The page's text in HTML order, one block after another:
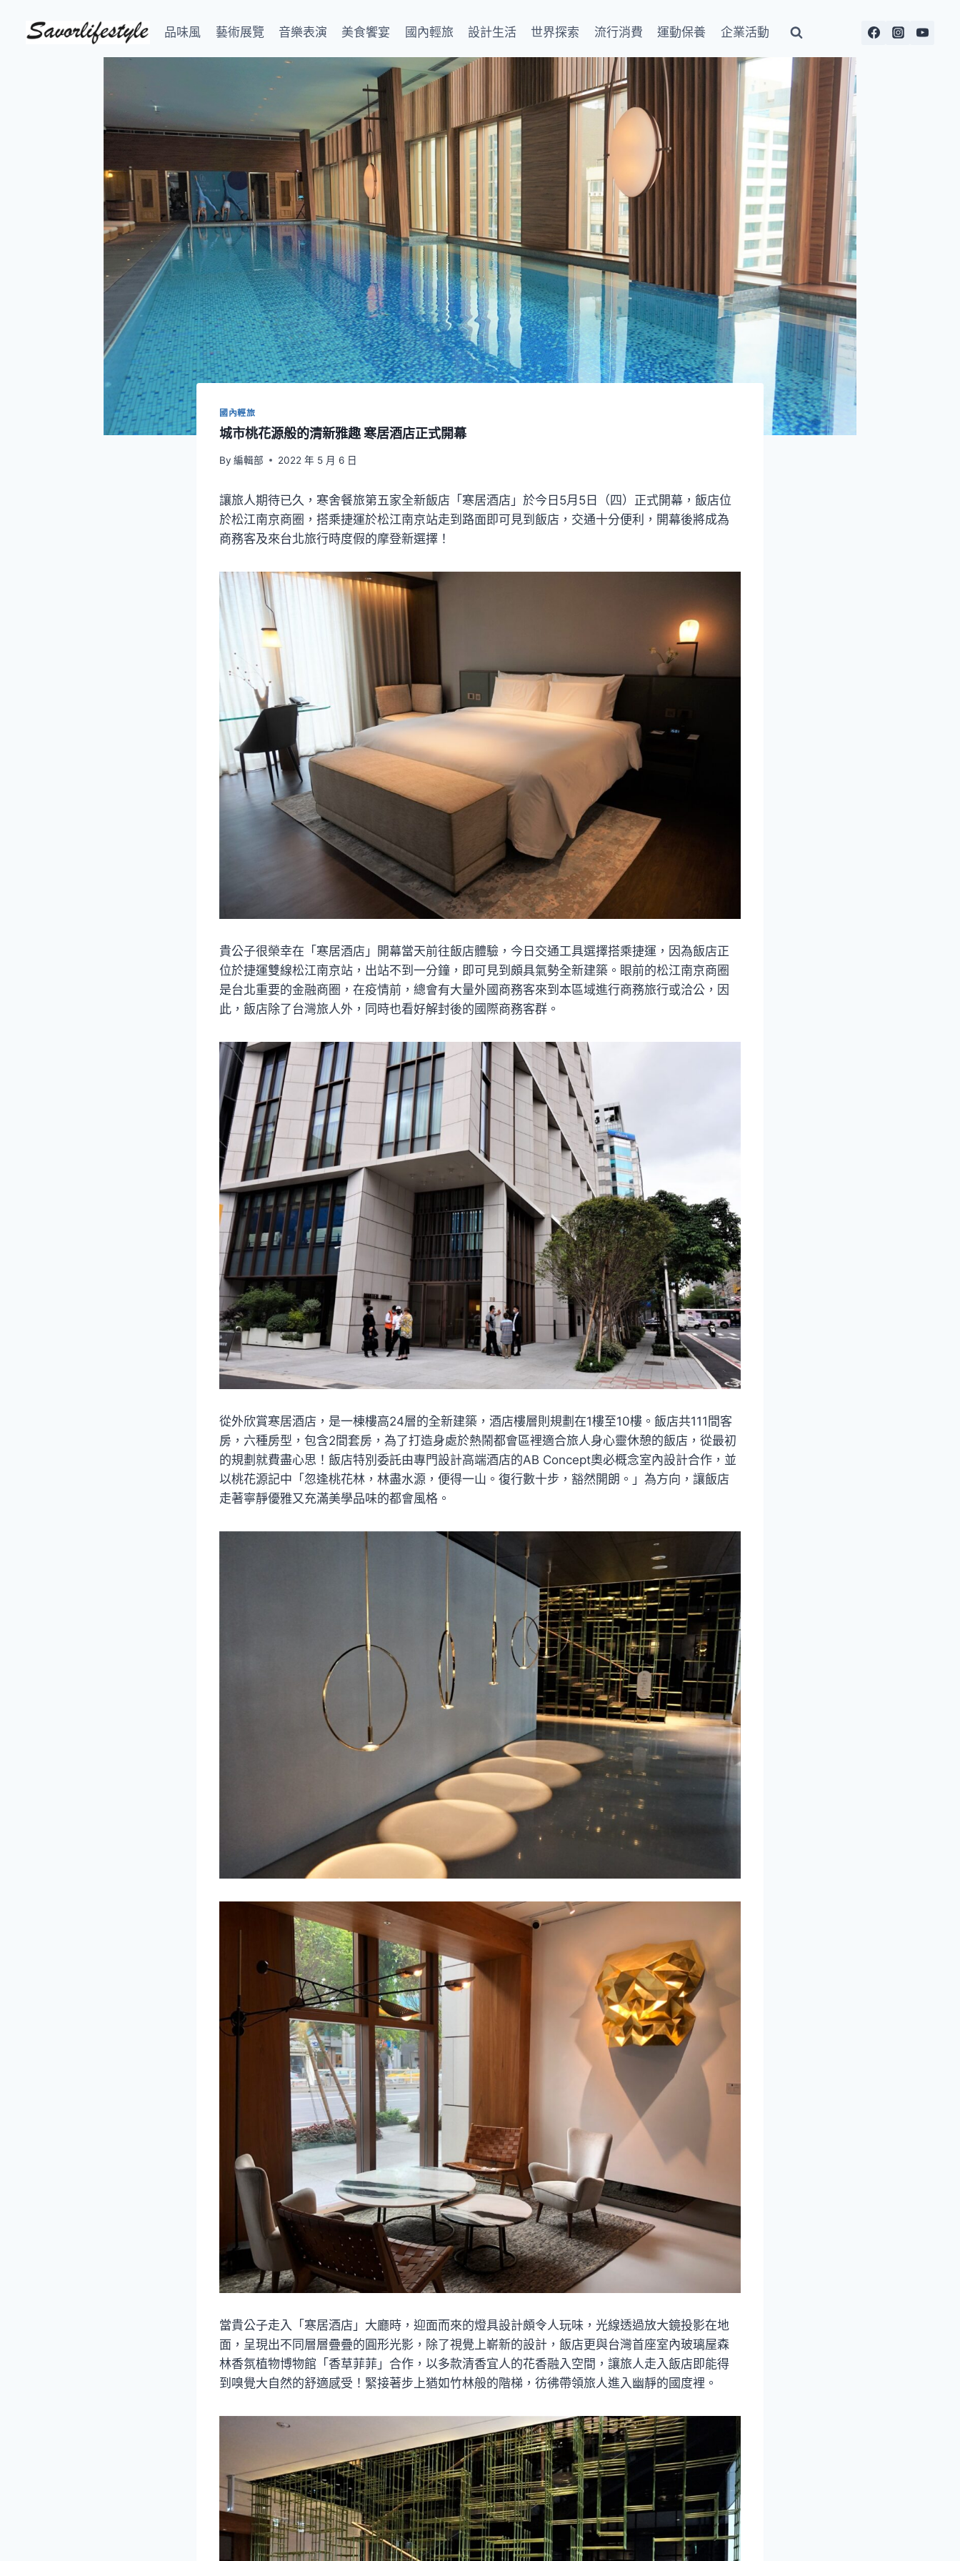
品味風 藝術展覽 音樂表演 美食饗宴 國內輕旅 設計生活 世界探索 流行消費 運動保養 企業活動
國內輕旅
城市桃花源般的清新雅趣 寒居酒店正式開幕
By 編輯部 2022 年 5 月 6 日
讓旅人期待已久，寒舍餐旅第五家全新飯店「寒居酒店」於今日5月5日（四）正式開幕，飯店位
於松江南京商圈，搭乘捷運於松江南京站走到路面即可見到飯店，交通十分便利，開幕後將成為
商務客及來台北旅行時度假的摩登新選擇！
貴公子很榮幸在「寒居酒店」開幕當天前往飯店體驗，今日交通工具選擇搭乘捷運，因為飯店正
位於捷運雙線松江南京站，出站不到一分鐘，即可見到頗具氣勢全新建築。眼前的松江南京商圈
是台北重要的金融商圈，在疫情前，總會有大量外國商務客來到本區域進行商務旅行或洽公，因
此，飯店除了台灣旅人外，同時也看好解封後的國際商務客群。
從外欣賞寒居酒店，是一棟樓高24層的全新建築，酒店樓層則規劃在1樓至10樓。飯店共111間客
房，六種房型，包含2間套房，為了打造身處於熱鬧都會區裡適合旅人身心靈休憩的飯店，從最初
的規劃就費盡心思！飯店特別委託由專門設計高端酒店的AB Concept奧必概念室內設計合作，並
以桃花源記中「忽逢桃花林，林盡水源，便得一山。復行數十步，豁然開朗。」為方向，讓飯店
走著寧靜優雅又充滿美學品味的都會風格。
當貴公子走入「寒居酒店」大廳時，迎面而來的燈具設計頗令人玩味，光線透過放大鏡投影在地
面，呈現出不同層層疊疊的圓形光影，除了視覺上嶄新的設計，飯店更與台灣首座室內玻璃屋森
林香氛植物博物館「香草菲菲」合作，以多款清香宜人的花香融入空間，讓旅人走入飯店即能得
到嗅覺大自然的舒適感受！緊接著步上猶如竹林般的階梯，彷彿帶領旅人進入幽靜的國度裡。